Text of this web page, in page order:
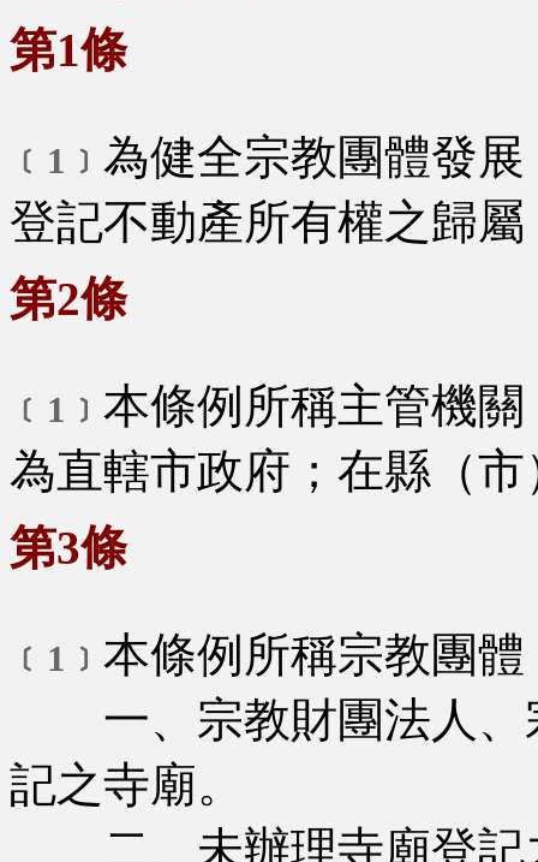
第1條
﹝1﹞ 為健全宗教團體發
登記不動產所有權之歸
第2條
﹝1﹞ 本條例所稱主管機
為直轄市政府；在縣（
第3條
﹝1﹞ 本條例所稱宗教團
一、宗教財團法人、
記之寺廟。
二、未辦理寺廟登記